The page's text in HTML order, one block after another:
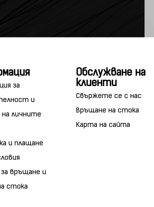
за
и
личните
и плащане
за връщане и
стока
Обслужване на
клиенти
Свържете се с нас
Връщане на стока
Карта на сайта